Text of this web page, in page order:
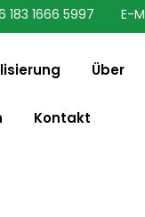
183 1666 5997 E-
Über
Kontakt